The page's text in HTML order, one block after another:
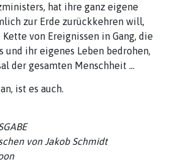
hat ihre ganz eigene
zur Erde zurückkehren will,
von Ereignissen in Gang, die
und ihr eigenes Leben bedrohen,
der gesamten Menschheit ...
ist es auch.
von Jakob Schmidt